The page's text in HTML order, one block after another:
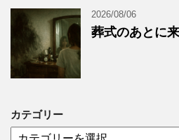
2026/08/06
葬式のあとに
カテゴリー